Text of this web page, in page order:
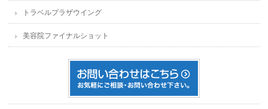
トラベルプラザウイング
美容院ファイナルショット